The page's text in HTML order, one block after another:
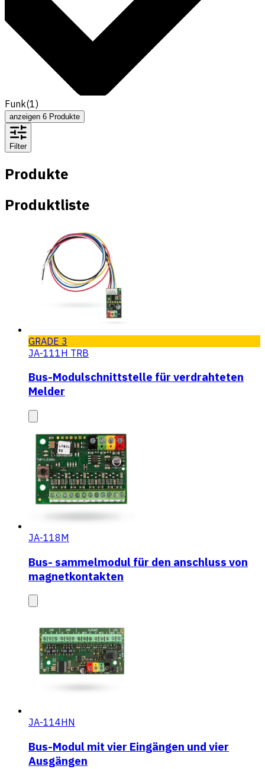
Funk(1)
anzeigen 6 Produkte
Filter
Produkte
Produktliste
GRADE 3
JA-111H TRB
Bus-Modulschnittstelle für verdrahteten
Melder
JA-118M
Bus- sammelmodul für den anschluss von
magnetkontakten
JA-114HN
Bus-Modul mit vier Eingängen und vier
Ausgängen